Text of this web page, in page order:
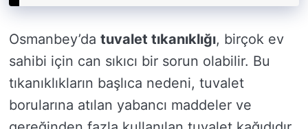
Osmanbey’da tuvalet tıkanıklığı, birçok ev
sahibi için can sıkıcı bir sorun olabilir. Bu
tıkanıklıkların başlıca nedeni, tuvalet
borularına atılan yabancı maddeler ve